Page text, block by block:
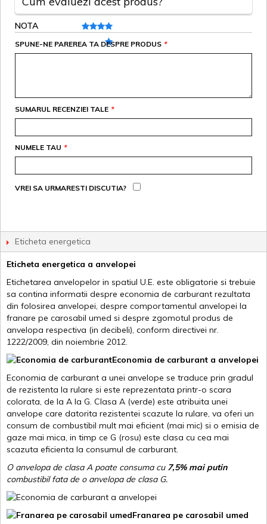
NOTA
*
SPUNE-NE PAREREA TA DESPRE PRODUS
*
SUMARUL RECENZIEI TALE
*
NUMELE TAU
VREI SA URMARESTI DISCUTIA?
Eticheta energetica
Eticheta energetica a anvelopei
Etichetarea anvelopelor in spatiul U.E. este obligatorie si trebuie
sa contina informatii despre economia de carburant rezultata
din folosirea anvelopei, despre comportamentul anvelopei la
franare pe carosabil umed si despre zgomotul produs de
anvelopa respectiva (in decibeli), conform directivei nr.
1222/2009, din noiembrie 2012.
Economia de carburant a anvelopei
Economia de carburant a unei anvelope se traduce prin gradul
de rezistenta la rulare si este reprezentata printr-o scara
colorata, de la A la G. Clasa A (verde) este atribuita unei
anvelope care datorita rezistentei scazute la rulare, va oferi un
consum de combustibil mult mai eficient (mai mic) si o emisia de
gaze mai mica, in timp ce G (rosu) este clasa cu cea mai
scazuta eficienta la consumul de carburant.
O anvelopa de clasa A poate consuma cu 7,5% mai putin
combustibil fata de o anvelopa de clasa G.
Franarea pe carosabil umed